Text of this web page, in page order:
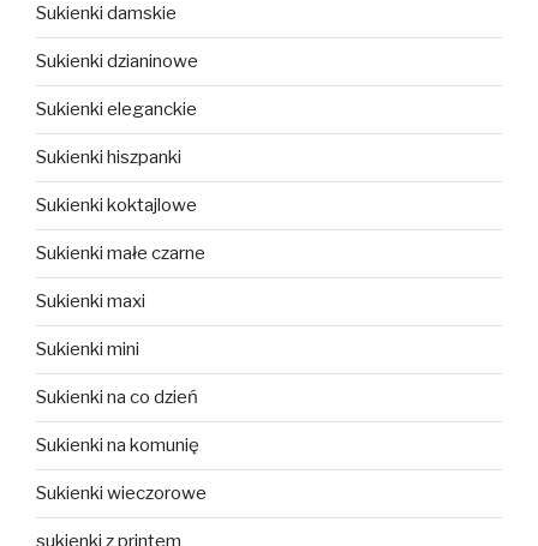
Sukienki damskie
Sukienki dzianinowe
Sukienki eleganckie
Sukienki hiszpanki
Sukienki koktajlowe
Sukienki małe czarne
Sukienki maxi
Sukienki mini
Sukienki na co dzień
Sukienki na komunię
Sukienki wieczorowe